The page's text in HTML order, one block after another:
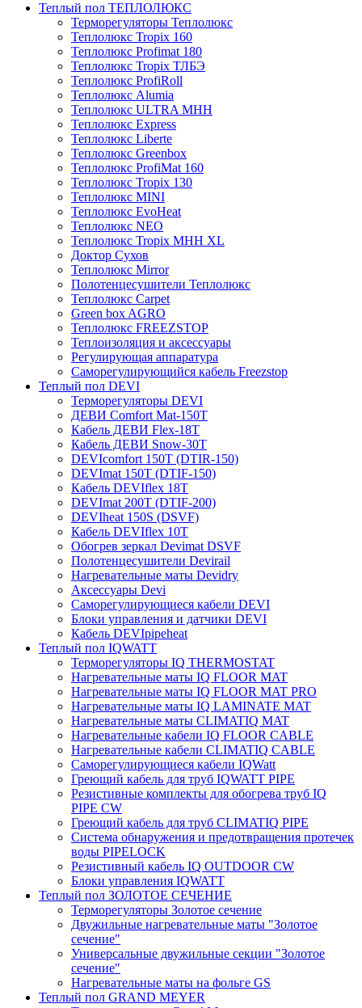
Теплый пол ТЕПЛОЛЮКС
Терморегуляторы Теплолюкс
Теплолюкс Tropix 160
Теплолюкс Profimat 180
Теплолюкс Tropix ТЛБЭ
Теплолюкс ProfiRoll
Теплолюкс Alumia
Теплолюкс ULTRA МНН
Теплолюкс Express
Теплолюкс Liberte
Теплолюкс Greenbox
Теплолюкс ProfiMat 160
Теплолюкс Tropix 130
Теплолюкс MINI
Теплолюкс EvoHeat
Теплолюкс NEO
Теплолюкс Tropix МНН XL
Доктор Сухов
Теплолюкс Mirror
Полотенцесушители Теплолюкс
Теплолюкс Carpet
Green box AGRO
Теплолюкс FREEZSTOP
Теплоизоляция и аксессуары
Регулирующая аппаратура
Cаморегулирующийся кабель Freezstop
Теплый пол DEVI
Терморегуляторы DEVI
ДЕВИ Comfort Mat-150T
Кабель ДЕВИ Flex-18T
Кабель ДЕВИ Snow-30T
DEVIcomfort 150T (DTIR-150)
DEVImat 150T (DTIF-150)
Кабель DEVIflex 18T
DEVImat 200T (DTIF-200)
DEVIheat 150S (DSVF)
Кабель DEVIflex 10T
Обогрев зеркал Devimat DSVF
Полотенцесушители Devirail
Нагревательные маты Devidry
Аксессуары Devi
Саморегулирующиеся кабели DEVI
Блоки управления и датчики DEVI
Кабель DEVIpipeheat
Теплый пол IQWATT
Терморегуляторы IQ THERMOSTAT
Нагревательные маты IQ FLOOR MAT
Нагревательные маты IQ FLOOR MAT PRO
Нагревательные маты IQ LAMINATE MAT
Нагревательные маты CLIMATIQ MAT
Нагревательные кабели IQ FLOOR CABLE
Нагревательные кабели CLIMATIQ CABLE
Саморегулирующиеся кабели IQWatt
Греющий кабель для труб IQWATT PIPE
Резистивные комплекты для обогрева труб IQ
PIPE CW
Греющий кабель для труб CLIMATIQ PIPE
Система обнаружения и предотвращения протечек
воды PIPELOCK
Резистивный кабель IQ OUTDOOR CW
Блоки управления IQWATT
Теплый пол ЗОЛОТОЕ СЕЧЕНИЕ
Терморегуляторы Золотое сечение
Двужильные нагревательные маты "Золотое
сечение"
Универсальные двужильные секции "Золотое
сечение"
Нагревательные маты на фольге GS
Теплый пол GRAND MEYER